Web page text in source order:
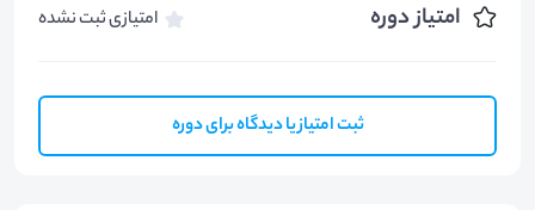
امتیاز دوره امتیازی ثبت نشده
ثبت امتیاز یا دیدگاه برای دوره